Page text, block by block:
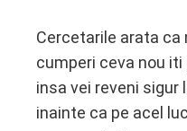
Cercetarile arata
cumperi ceva nou
insa vei reveni
inainte ca pe acel